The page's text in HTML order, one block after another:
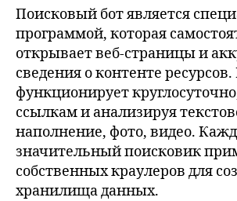
Поисковый бот является
программой, которая
открывает веб-страницы и
сведения о контенте ресурсов.
функционирует
ссылкам и анализируя
наполнение, фото, видео.
значительный поисковик
собственных краулеров для
хранилища данных.